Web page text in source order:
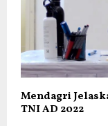
Mendagri
TNI AD 2022